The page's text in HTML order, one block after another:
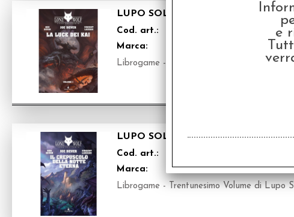
LUPO SOLITARIO VOL.32
Cod. art.:
VBLS032I
Marca:
Vincent
Librogame - Trentaduesimo Volume I di
LUPO SOLITARIO VOL.31 - IL
Cod. art.:
Marca:
Vincent
Librogame - Trentunesimo Volume di Lupo
e